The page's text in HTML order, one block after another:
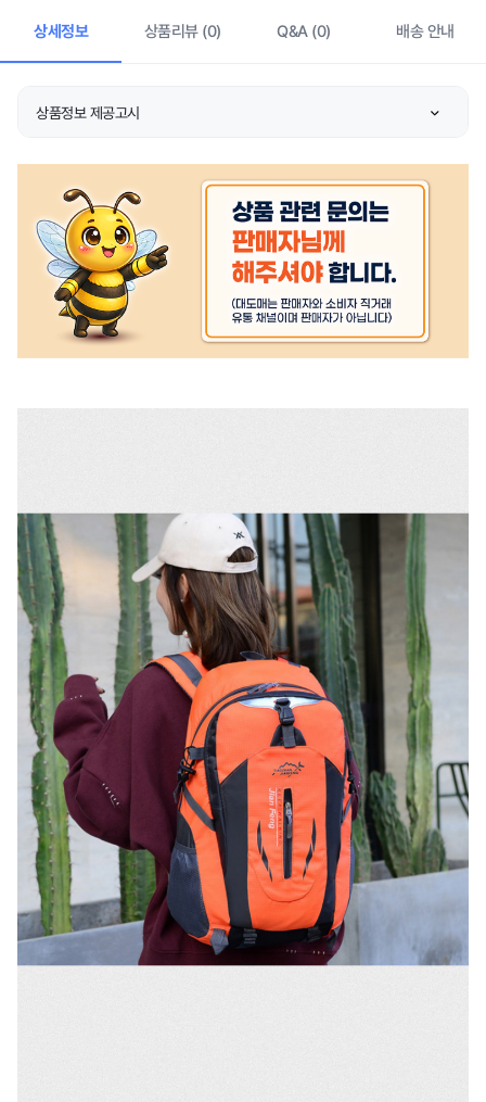
상세정보 상품리뷰 (0) Q&A (0) 배송 안내
상품정보 제공고시
종류 상품 상세설명 참조
소재 상품 상세설명 참조
색상 상품 상세설명 참조
크기
제조자/수입자 상품 상세설명 참조
상품 상세설명 참조
주문후 예상 배송기간 상품 상세설명 참조